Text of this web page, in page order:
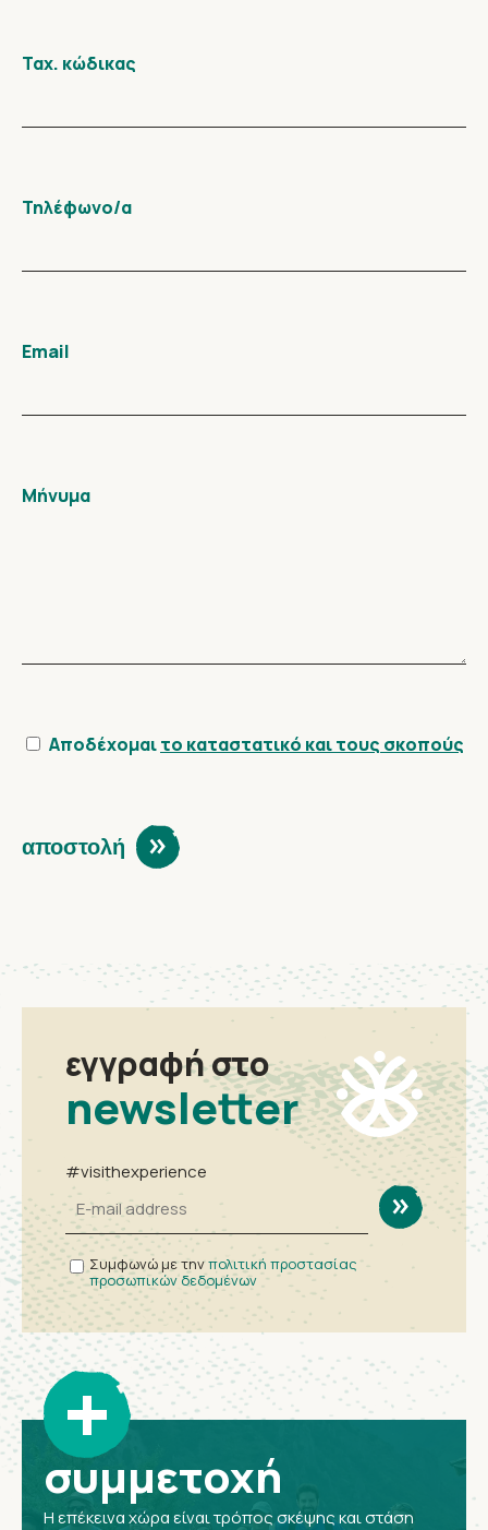
Ταχ. κώδικας
Τηλέφωνο/α
Email
Μήνυμα
Αποδέχομαιτο καταστατικό και τους σκοπούς
αποστολή
εγγραφή στο
newsletter
#visithexperience
Συμφωνώ με τηνπολιτική προστασίας
προσωπικών δεδομένων
+
συμμετοχή
Η επέκεινα χώρα είναι τρόπος σκέψης και στάση